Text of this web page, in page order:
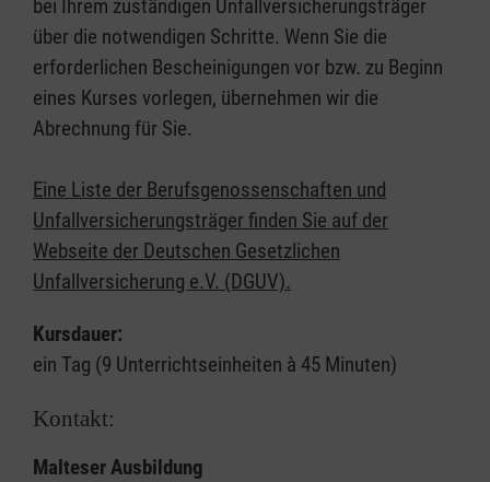
bei Ihrem zuständigen Unfallversicherungsträger
über die notwendigen Schritte. Wenn Sie die
erforderlichen Bescheinigungen vor bzw. zu Beginn
eines Kurses vorlegen, übernehmen wir die
Abrechnung für Sie.
Eine Liste der Berufsgenossenschaften und
Unfallversicherungsträger finden Sie auf der
Webseite der Deutschen Gesetzlichen
Unfallversicherung e.V. (DGUV).
Kursdauer:
ein Tag (9 Unterrichtseinheiten à 45 Minuten)
Kontakt:
Malteser Ausbildung